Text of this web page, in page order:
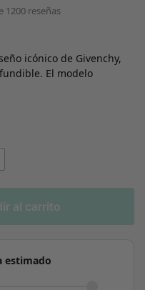
1200 reseñas
icónico de Givenchy,
El modelo
al carrito
estimado